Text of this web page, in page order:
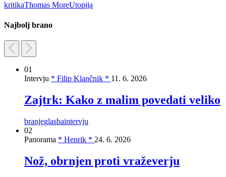
kritikaThomas MoreUtopija
Najbolj brano
01
Intervju * Filip Klančnik * 11. 6. 2026
Zajtrk: Kako z malim povedati veliko
branjeglasbaintervju
02
Panorama * Henrik * 24. 6. 2026
Nož, obrnjen proti vraževerju